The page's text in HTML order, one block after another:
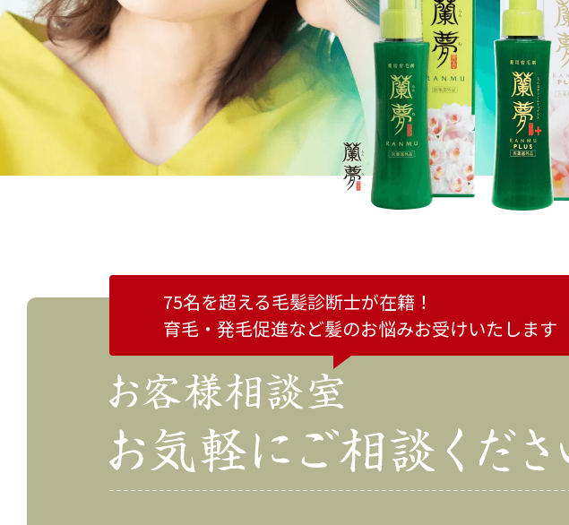
75名を超える毛髪診断士が在籍！
育毛・発毛促進など髪のお悩みお受けいたします